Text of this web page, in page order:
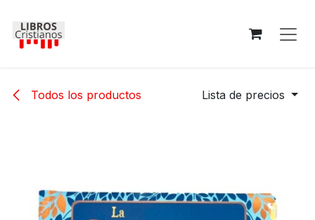
Todos los productos Lista de precios